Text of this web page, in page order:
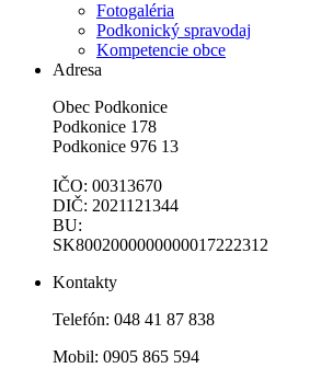
Fotogaléria
Podkonický spravodaj
Kompetencie obce
Adresa
Obec Podkonice
Podkonice 178
Podkonice 976 13
IČO: 00313670
DIČ: 2021121344
BU:
SK8002000000000017222312
Kontakty
Telefón: 048 41 87 838
Mobil: 0905 865 594